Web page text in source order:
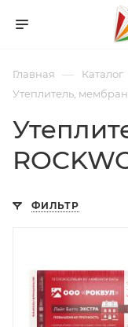
Главная — Каталог
Утеплитель,
ФИЛЬТР